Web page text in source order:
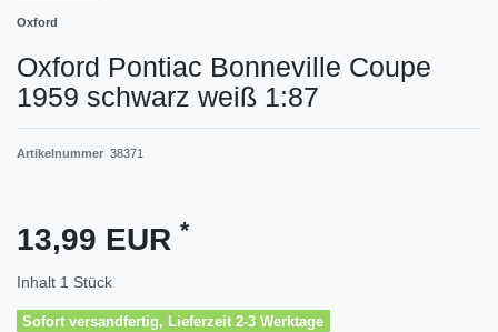
Oxford
Oxford Pontiac Bonneville Coupe
1959 schwarz weiß 1:87
Artikelnummer 38371
13,99 EUR *
Inhalt 1 Stück
Sofort versandfertig, Lieferzeit 2-3 Werktage